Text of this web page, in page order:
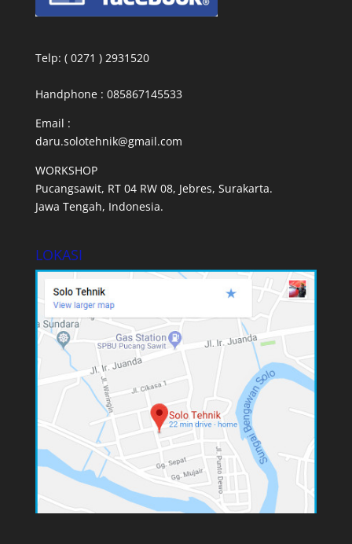
Telp: ( 0271 ) 2931520
Handphone : 085867145533
Email :
daru.solotehnik@gmail.com
WORKSHOP
Pucangsawit, RT 04 RW 08, Jebres, Surakarta.
Jawa Tengah, Indonesia.
LOKASI